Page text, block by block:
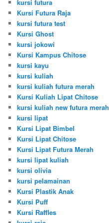
kursi futura
Kursi Futura Raja
kursi futura test
Kursi Ghost
kursi jokowi
Kursi Kampus Chitose
kursi kayu
kursi kuliah
kursi kuliah futura merah
Kursi Kuliah Lipat Chitose
kursi kuliah new futura merah
kursi lipat
Kursi Lipat Bimbel
Kursi Lipat Chitose
Kursi Lipat Futura Merah
kursi lipat kuliah
kursi olivia
kursi pelamainan
Kursi Plastik Anak
Kursi Puff
Kursi Raffles